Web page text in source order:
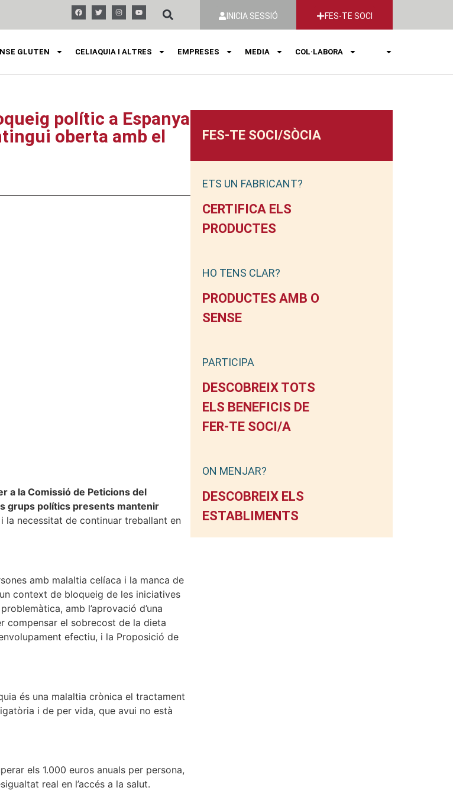
INICIA SESSIÓ FES-TE SOCI
GLUTEN CELIAQUIA I ALTRES EMPRESES MEDIA COL·LABORA
polític a Espanya
oberta amb el
a la Comissió de Peticions del
grups polítics presents mantenir
la necessitat de continuar treballant en
amb malaltia celíaca i la manca de
context de bloqueig de les iniciatives
amb l’aprovació d’una
compensar el sobrecost de la dieta
efectiu, i la Proposició de
és una malaltia crònica el tractament
i de per vida, que avui no està
els 1.000 euros anuals per persona,
real en l’accés a la salut.
FES-TE SOCI/SÒCIA
ETS UN FABRICANT?
CERTIFICA ELS
PRODUCTES
HO TENS CLAR?
PRODUCTES AMB O
SENSE
PARTICIPA
DESCOBREIX TOTS
ELS BENEFICIS DE
FER-TE SOCI/A
ON MENJAR?
DESCOBREIX ELS
ESTABLIMENTS